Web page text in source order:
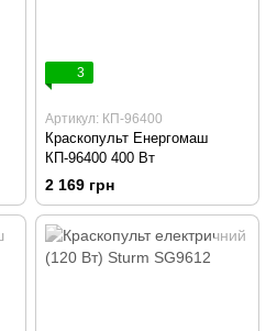
3
Артикул: КП-96400
Краскопульт Енергомаш
КП-96400 400 Вт
2 169 грн